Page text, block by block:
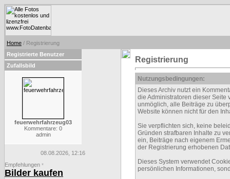
Home / Registrierung
Registrierte Benutzer
Zufallsbild
feuerwehrfahrzeug03
Kommentare: 0
admin
08.08.2026, 12:16
Empfehlungen *
Bilder kaufen
Registrierung
Nutzungsbedingungen:
Dieses Archiv nutzt ein
die Administratoren dieser Seite
unmöglich, alle Beiträge zu
Website können nicht für den
Sie verpflichten sich, keine
Gründen strafbaren Inhalte zu
ein, Beiträge nach eigenem
der Registrierung erhobenen
Dieses System verwendet
persönlichen Informationen,